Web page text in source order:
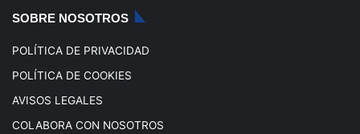
SOBRE NOSOTROS
POLÍTICA DE PRIVACIDAD
POLÍTICA DE COOKIES
AVISOS LEGALES
COLABORA CON NOSOTROS